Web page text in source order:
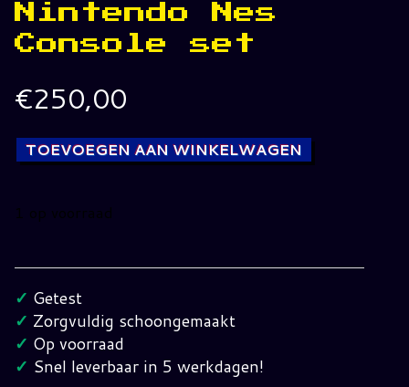
Nintendo Nes
Console set
€250,00
TOEVOEGEN AAN WINKELWAGEN
1 op voorraad
Nes
Console
set
hoeveelheid
✓ Getest
✓ Zorgvuldig schoongemaakt
✓ Op voorraad
✓ Snel leverbaar in 5 werkdagen!